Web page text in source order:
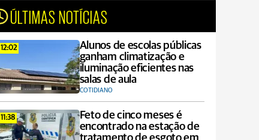
ÚLTIMAS NOTÍCIAS
12:02
Alunos de escolas públicas
ganham climatização e
iluminação eficientes nas
salas de aula
COTIDIANO
11:38
Feto de cinco meses é
encontrado na estação de